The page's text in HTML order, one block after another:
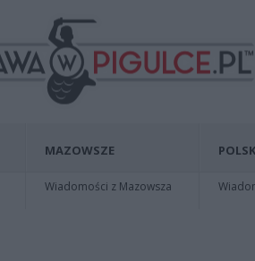
MAZOWSZE
Wiadomości z Mazowsza